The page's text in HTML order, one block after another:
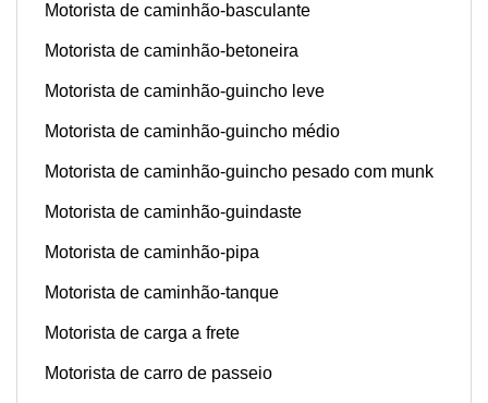
Motorista de caminhão-basculante
Motorista de caminhão-betoneira
Motorista de caminhão-guincho leve
Motorista de caminhão-guincho médio
Motorista de caminhão-guincho pesado com munk
Motorista de caminhão-guindaste
Motorista de caminhão-pipa
Motorista de caminhão-tanque
Motorista de carga a frete
Motorista de carro de passeio